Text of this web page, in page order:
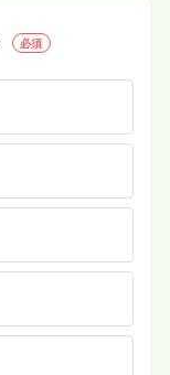
必須